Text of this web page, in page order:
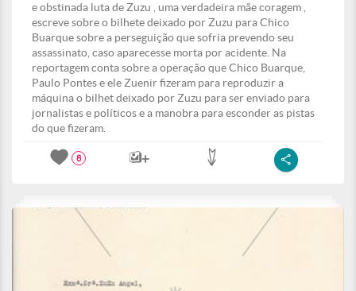
e obstinada luta de Zuzu , uma verdadeira mãe coragem ,
escreve sobre o bilhete deixado por Zuzu para Chico
Buarque sobre a perseguição que sofria prevendo seu
assassinato, caso aparecesse morta por acidente. Na
reportagem conta sobre a operação que Chico Buarque,
Paulo Pontes e ele Zuenir fizeram para reproduzir a
máquina o bilhet deixado por Zuzu para ser enviado para
jornalistas e políticos e a manobra para esconder as pistas
do que fizeram.
8